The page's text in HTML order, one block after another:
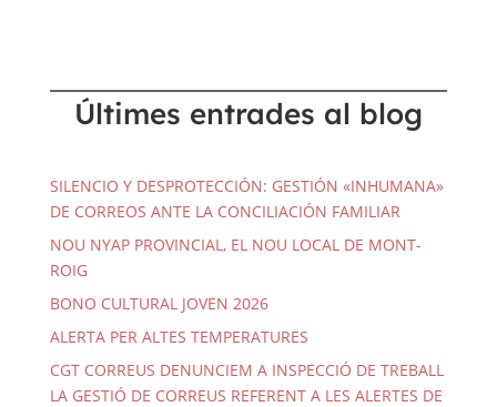
Últimes entrades al blog
SILENCIO Y DESPROTECCIÓN: GESTIÓN «INHUMANA»
DE CORREOS ANTE LA CONCILIACIÓN FAMILIAR
NOU NYAP PROVINCIAL, EL NOU LOCAL DE MONT-
ROIG
BONO CULTURAL JOVEN 2026
ALERTA PER ALTES TEMPERATURES
CGT CORREUS DENUNCIEM A INSPECCIÓ DE TREBALL
LA GESTIÓ DE CORREUS REFERENT A LES ALERTES DE